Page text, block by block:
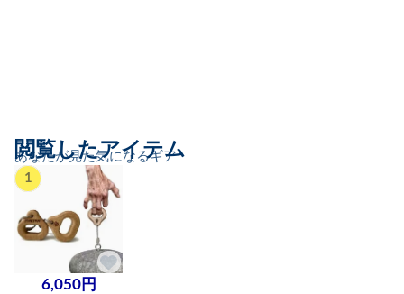
あなたが見た気になるギア
閲覧したアイテム
1
6,050円